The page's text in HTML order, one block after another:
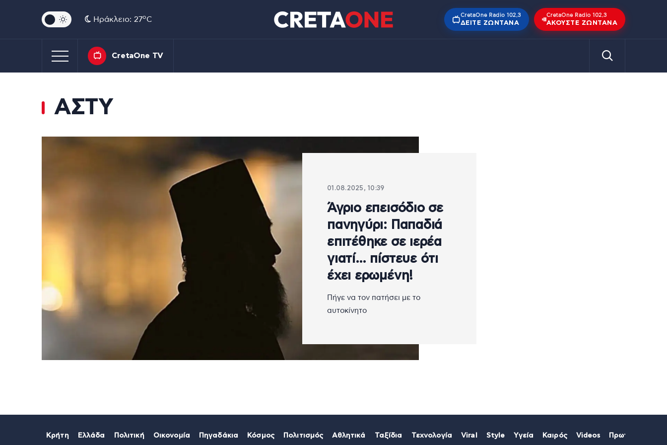
Ηράκλειο: 27oC
CretaOne Radio 102,3
ΔΕΊΤΕ ΖΩΝΤΑΝΆ
CretaOne Radio 102,3
ΑΚΟΎΣΤΕ ΖΩΝΤΑΝΆ
CretaOne TV
ΑΣΤΥ
01.08.2025, 10:39
Άγριο επεισόδιο σε
πανηγύρι: Παπαδιά
επιτέθηκε σε ιερέα
γιατί… πίστευε ότι
έχει ερωμένη!
Πήγε να τον πατήσει με το
αυτοκίνητο
Κρήτη Ελλάδα Πολιτική Οικονομία Πηγαδάκια Κόσμος Πολιτισμός Αθλητικά Ταξίδια Τεχνολογία Viral Style Υγεία Καιρός Videos Πρωτοσέλιδα